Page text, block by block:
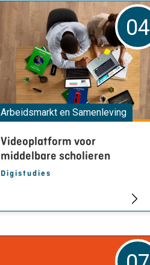
Videoplatform voor
middelbare scholieren
Digistudies
Arbeidsmarkt en Samenleving
04